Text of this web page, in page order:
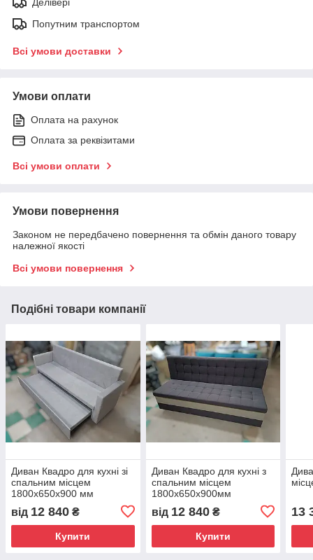
Делівері
Попутним транспортом
Всі умови доставки
Умови оплати
Оплата на рахунок
Оплата за реквізитами
Всі умови оплати
Умови повернення
Законом не передбачено повернення та обмін даного товару
належної якості
Всі умови повернення
Подібні товари компанії
Диван Квадро для кухні зі
спальним місцем
1800х650х900 мм
від 12 840 ₴
Купити
Диван Квадро для кухні з
спальним місцем
1800х650х900мм
від 12 840₴
Купити
13